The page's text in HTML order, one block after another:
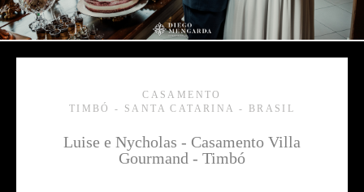
CASAMENTO
TIMBÓ - SANTA CATARINA - BRASIL
Luise e Nycholas - Casamento Villa
Gourmand - Timbó